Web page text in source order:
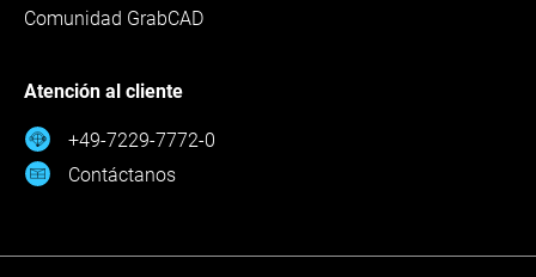
Comunidad GrabCAD
Atención al cliente
+49-7229-7772-0
Contáctanos